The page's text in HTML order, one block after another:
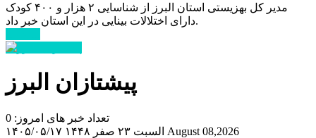
مدیر کل بهزیستی استان البرز از شناسایی ۲ هزار و ۴۰۰ کودک
دارای اختلالات بینایی در این استان خبر داد.
پیشتازان البرز
تعداد خبر های امروز: 0
۱۴۰۵/۰۵/۱۷
السبت ۲۳ صفر ۱۴۴۸ August 08,2026